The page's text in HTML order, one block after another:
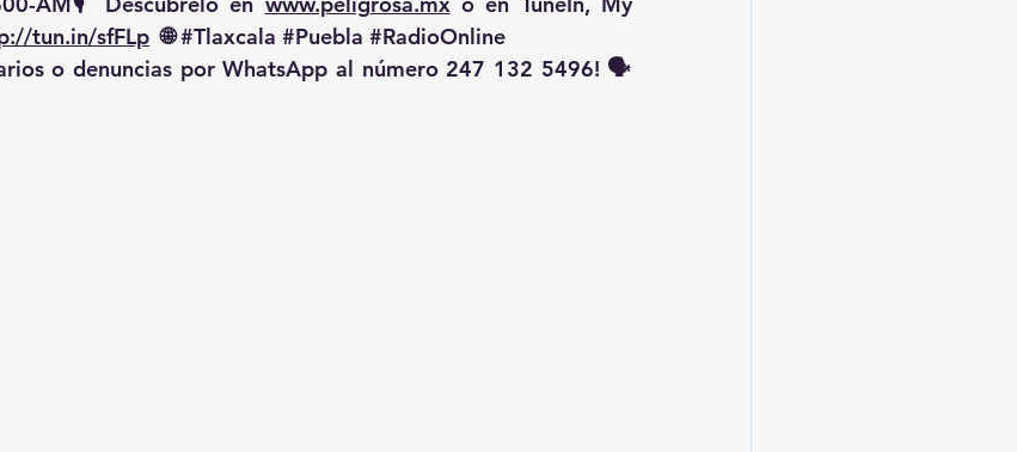
tun.in/sfFLp 🌐 #Tlaxcala #Puebla #RadioOnline
o denuncias por WhatsApp al número 247 132 5496! 🗣️